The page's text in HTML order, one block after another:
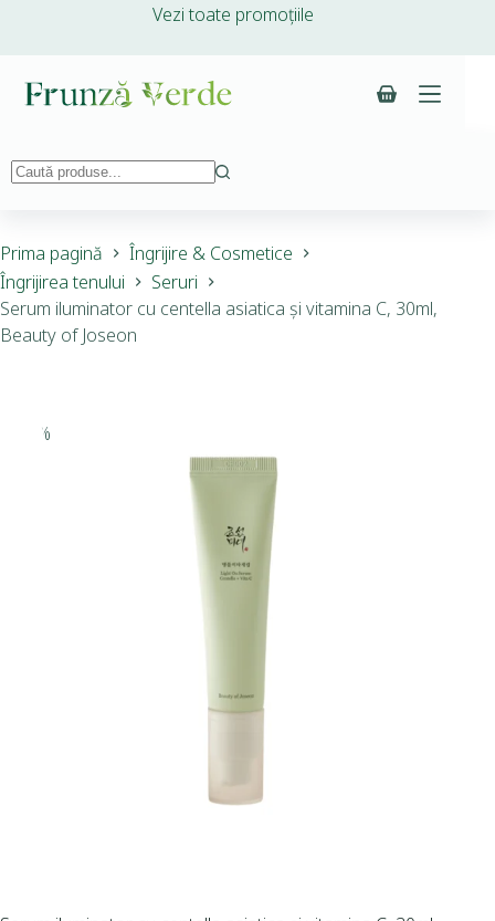
Vezi toate promoțiile
Prima pagină
Îngrijire & Cosmetice
Îngrijirea tenului
Seruri
Serum iluminator cu centella asiatica și vitamina C, 30ml,
Beauty of Joseon
-15%